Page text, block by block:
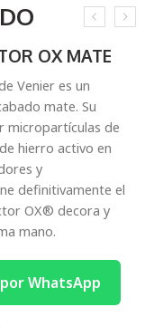
OX MATE
Venier es un
mate. Su
micropartículas de
hierro activo en
y
definitivamente el
OX® decora y
mano.
WhatsApp